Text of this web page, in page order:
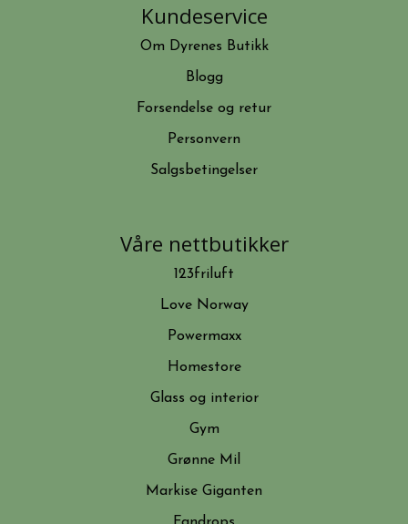
Kundeservice
Om Dyrenes Butikk
Blogg
Forsendelse og retur
Personvern
Salgsbetingelser
Våre nettbutikker
123friluft
Love Norway
Powermaxx
Homestore
Glass og interior
Gym
Grønne Mil
Markise Giganten